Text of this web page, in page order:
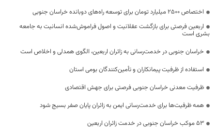
اختصاص 2500 میلیارد تومان برای توسعه راه‌های دوبانده خراسان جنوبی
اربعین فرصتی برای بازگشت عقلانیت و اصول فراموش‌شده انسانیت به جامعه
بشری است
خراسان جنوبی در خدمت‌رسانی به زائران اربعین، الگوی همدلی و اخلاص است
استفاده از ظرفیت پیمانکاران و تأمین‌کنندگان بومی استان
ظرفیت معدنی خراسان جنوبی فرصتی برای جهش اقتصادی
همه ظرفیت‌ها برای خدمت‌رسانی ایمن به زائران پایان صفر بسیج شود
53 موکب خراسان جنوبی در خدمت زائران اربعین